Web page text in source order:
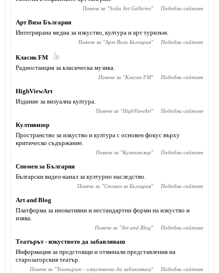
Повече за "Sofia Art Galleries" Подобни сайтове
Арт Виза България
Интегрирана медиа за изкуство, култура и арт туризъм.
Повече за "Арт Виза България" Подобни сайтове
Класик FM
Радиостанция за класическа музика.
Повече за "Класик FM" Подобни сайтове
HighViewArt
Издание за визуална култура.
Повече за "HighViewArt" Подобни сайтове
Култивизор
Пространство за изкуство и култура с основен фокус върху
критическо съдържание.
Повече за "Култивизор" Подобни сайтове
Спомен за България
Български видео-канал за културно наследство.
Повече за "Спомен за България" Подобни сайтове
Art and Blog
Платформа за иновативни и нестандартни форми на изкуство и
изява.
Повече за "Art and Blog" Подобни сайтове
Театърът - изкуството да забавляваш
Информация за предстоящи и отминали представления на
старозагорския театър.
Повече за "Театърът - изкуството да забавляваш" Подобни сайтове